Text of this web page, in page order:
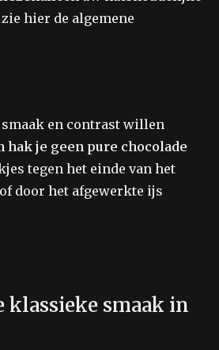
hier de algemene
en contrast willen
hak je geen pure chocolade
tegen het einde van het
door het afgewerkte ijs
smaak in